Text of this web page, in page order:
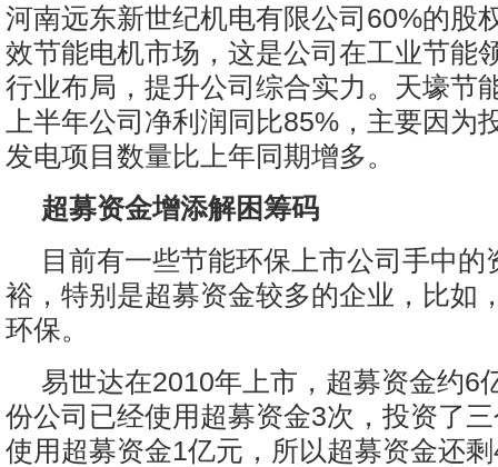
河南远东新世纪机电有限公司60%的股
效节能电机市场，这是公司在工业节能
行业布局，提升公司综合实力。天壕节
上半年公司净利润同比85%，主要因为
发电项目数量比上年同期增多。
超募资金增添解困筹码
目前有一些节能环保上市公司手中的
裕，特别是超募资金较多的企业，比如
环保。
易世达在2010年上市，超募资金约6
份公司已经使用超募资金3次，投资了
使用超募资金1亿元，所以超募资金还